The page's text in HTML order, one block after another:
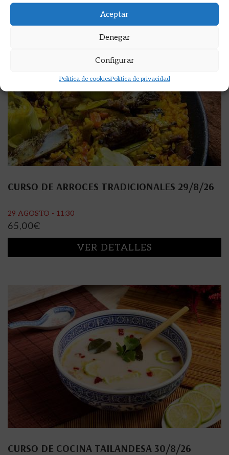
Aceptar
Denegar
Configurar
Política de cookiesPolítica de privacidad
CURSO DE ARROCES TRADICIONALES 29/8/26
29 AGOSTO - 11:30
65,00€
VER DETALLES
CURSO DE COCINA TAILANDESA 30/8/26